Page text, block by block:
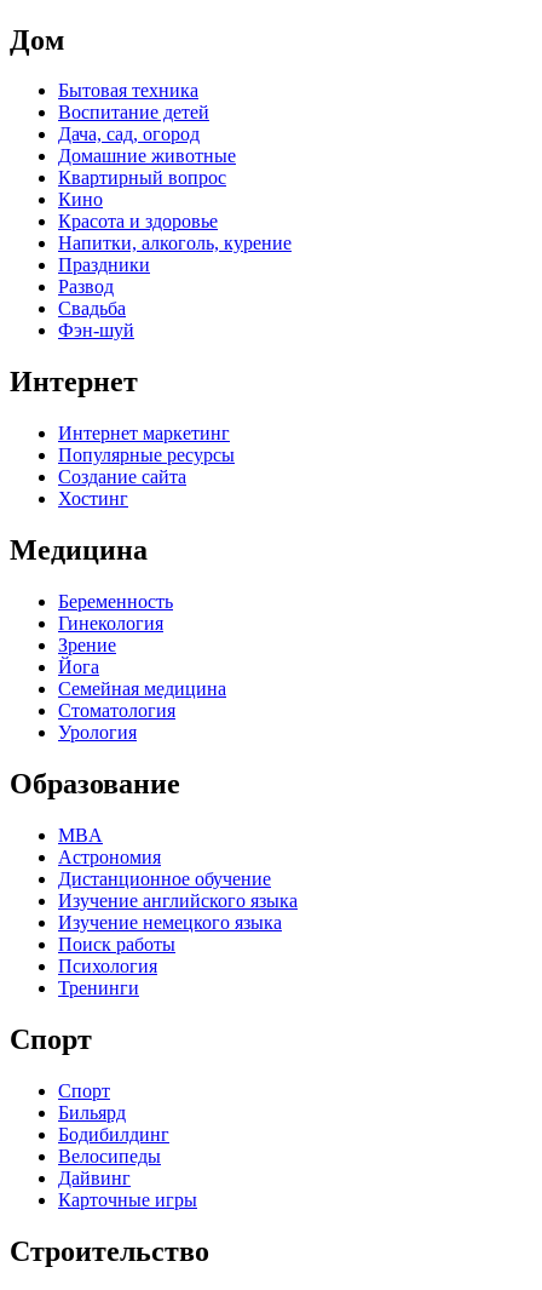
Дом
Бытовая техника
Воспитание детей
Дача, сад, огород
Домашние животные
Квартирный вопрос
Кино
Красота и здоровье
Напитки, алкоголь, курение
Праздники
Развод
Свадьба
Фэн-шуй
Интернет
Интернет маркетинг
Популярные ресурсы
Создание сайта
Хостинг
Медицина
Беременность
Гинекология
Зрение
Йога
Семейная медицина
Стоматология
Урология
Образование
MBA
Астрономия
Дистанционное обучение
Изучение английского языка
Изучение немецкого языка
Поиск работы
Психология
Тренинги
Спорт
Спорт
Бильярд
Бодибилдинг
Велосипеды
Дайвинг
Карточные игры
Строительство